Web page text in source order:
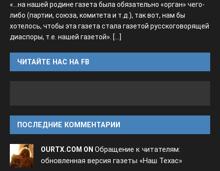
«...на нашей родине газета была обязательно «орган» чего-
либо (партии, союза, комитета и т.д.), так вот, нам бы
хотелось, чтобы эта газета стала газетой русскоговорящей
диаспоры, т.е. нашей газетой». [...]
ЧИТАЙТЕ НАС НА FB
ПОСЛЕДНИЕ КОММЕНТАРИИ
OURTX.COM ON Обращение к читателям:
обновленная версия газеты «Наш Техас»